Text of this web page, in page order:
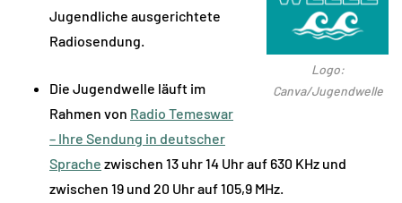
Logo:
Canva/Jugendwelle
Jugendliche ausgerichtete
Radiosendung.
Die Jugendwelle läuft im
Rahmen von Radio Temeswar
– Ihre Sendung in deutscher
Sprache zwischen 13 uhr 14 Uhr auf 630 KHz und
zwischen 19 und 20 Uhr auf 105,9 MHz.